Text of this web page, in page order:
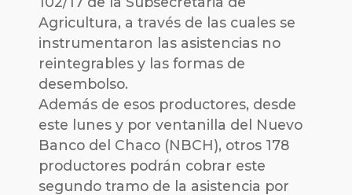
Agricultura, a través de las cuales se
instrumentaron las asistencias no
reintegrables y las formas de
desembolso.
Además de esos productores, desde
este lunes y por ventanilla del Nuevo
Banco del Chaco (NBCH), otros 178
productores podrán cobrar este
segundo tramo de la asistencia por